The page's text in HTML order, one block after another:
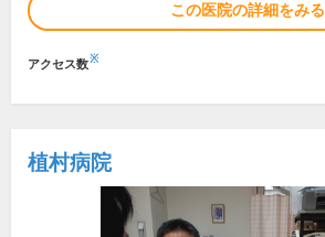
この医院の詳細をみる
アクセス数※
植村病院